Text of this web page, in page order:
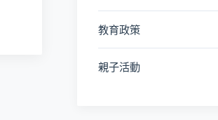
教育政策
親子活動